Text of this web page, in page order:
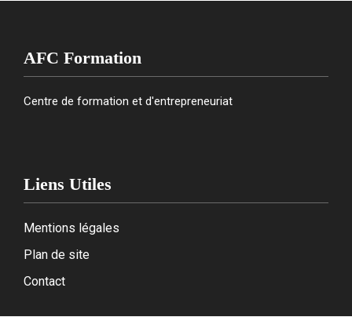
AFC Formation
Centre de formation et d'entrepreneuriat
Liens Utiles
Mentions légales
Plan de site
Contact